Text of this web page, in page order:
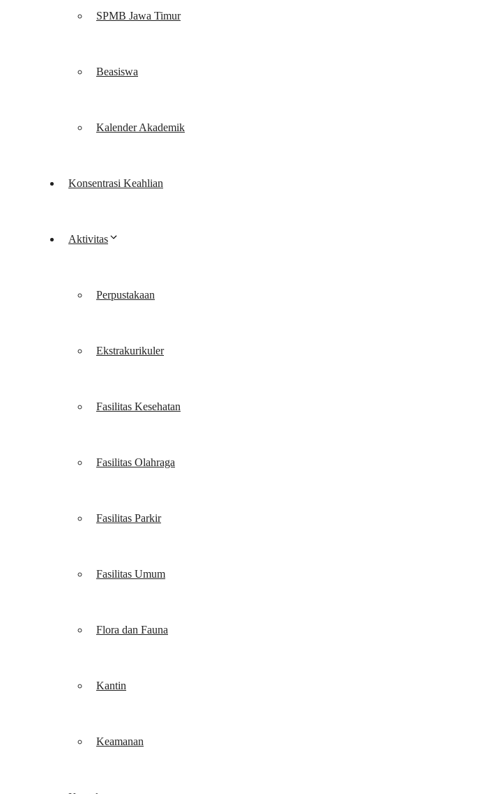
SPMB Jawa Timur
Beasiswa
Kalender Akademik
Konsentrasi Keahlian
Aktivitas
Perpustakaan
Ekstrakurikuler
Fasilitas Kesehatan
Fasilitas Olahraga
Fasilitas Parkir
Fasilitas Umum
Flora dan Fauna
Kantin
Keamanan